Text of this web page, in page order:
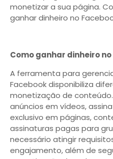
monetizar a sua página.
ganhar dinheiro no
Como ganhar dinheiro
A ferramenta para
Facebook disponibiliza
monetização de
anúncios em vídeos,
exclusivo em páginas,
assinaturas pagas para
necessário atingir
engajamento, além de